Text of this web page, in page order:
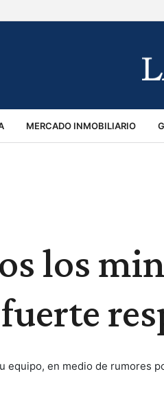
MERCADO INMOBILIARIO
los
equipo, en medio de rumores